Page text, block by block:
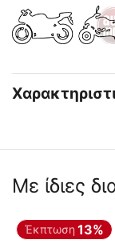
Με ίδιες
Έκπτωση 13%